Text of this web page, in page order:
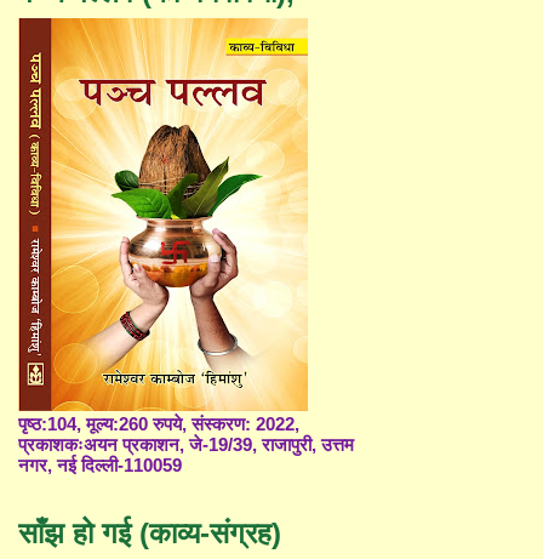
पृष्ठ:104, मूल्य:260 रुपये, संस्करण: 2022,
प्रकाशकःअयन प्रकाशन, जे-19/39, राजापुरी, उत्तम
नगर, नई दिल्ली-110059
साँझ हो गई (काव्य-संग्रह)